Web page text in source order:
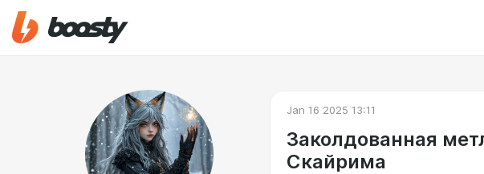
Jan 16 2025 13:11
Заколдованная
Скайрима